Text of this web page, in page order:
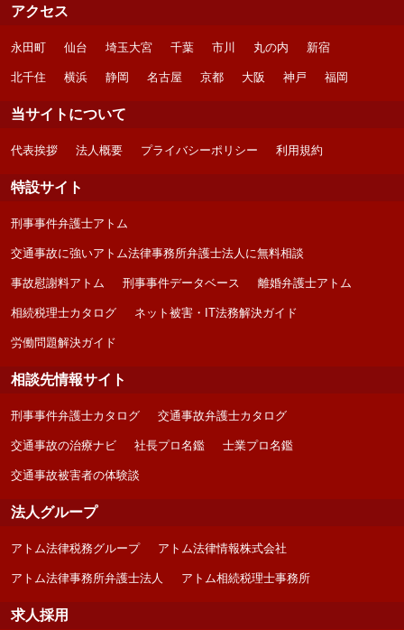
アクセス
永田町 仙台 埼玉大宮 千葉 市川 丸の内 新宿
北千住 横浜 静岡 名古屋 京都 大阪 神戸 福岡
当サイトについて
代表挨拶 法人概要 プライバシーポリシー 利用規約
特設サイト
刑事事件弁護士アトム
交通事故に強いアトム法律事務所弁護士法人に無料相談
事故慰謝料アトム 刑事事件データベース 離婚弁護士アトム
相続税理士カタログ ネット被害・IT法務解決ガイド
労働問題解決ガイド
相談先情報サイト
刑事事件弁護士カタログ 交通事故弁護士カタログ
交通事故の治療ナビ 社長プロ名鑑 士業プロ名鑑
交通事故被害者の体験談
法人グループ
アトム法律税務グループ アトム法律情報株式会社
アトム法律事務所弁護士法人 アトム相続税理士事務所
求人採用